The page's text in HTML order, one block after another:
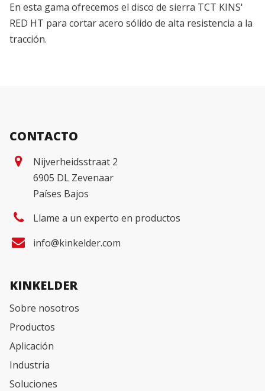
En esta gama ofrecemos el disco de sierra TCT KINS'
RED HT para cortar acero sólido de alta resistencia a la
tracción.
CONTACTO
Nijverheidsstraat 2
6905 DL Zevenaar
Países Bajos
Llame a un experto en productos
info@kinkelder.com
KINKELDER
Sobre nosotros
Productos
Aplicación
Industria
Soluciones